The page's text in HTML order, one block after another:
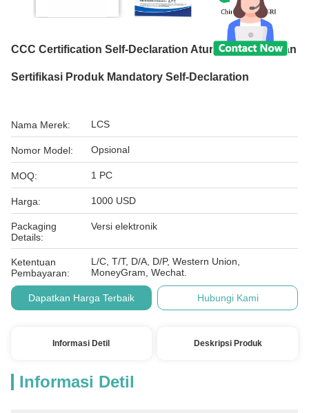
CCC Certification Self-Declaration Aturan Pelaksanaan
Sertifikasi Produk Mandatory Self-Declaration
Nama Merek: LCS
Nomor Model: Opsional
MOQ: 1 PC
Harga: 1000 USD
Packaging
Details:
Versi elektronik
Ketentuan
Pembayaran:
L/C, T/T, D/A, D/P, Western Union,
MoneyGram, Wechat.
Dapatkan Harga Terbaik Hubungi Kami
Informasi Detil Deskripsi Produk
Informasi Detil